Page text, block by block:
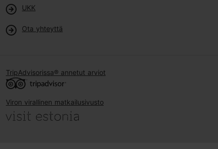
UKK
Ota yhteyttä
TripAdvisorissa® annetut arviot
Viron virallinen matkailusivusto